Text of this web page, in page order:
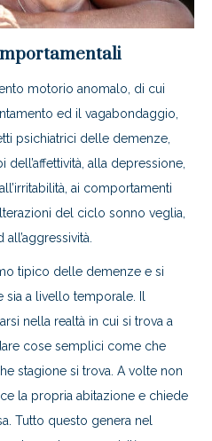
motorio anomalo, di cui
ed il vagabondaggio,
psichiatrici delle demenze,
alla depressione,
ai comportamenti
del ciclo sonno veglia,
tipico delle demenze e si
a livello temporale. Il
nella realtà in cui si trova a
cose semplici come che
stagione si trova. A volte non
la propria abitazione e chiede
Tutto questo genera nel